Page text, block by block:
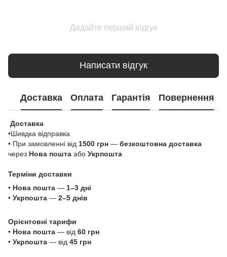
Додайте перший відгук
Написати відгук
Доставка Оплата Гарантія Повернення
Доставка
•Шивдка відправка
• При замовленні від 1500 грн — безкоштовна доставка
через Нова пошта або Укрпошта
Терміни доставки
• Нова пошта — 1–3 дні
• Укрпошта — 2–5 днів
Орієнтовні тарифи
• Нова пошта — від 60 грн
• Укрпошта — від 45 грн